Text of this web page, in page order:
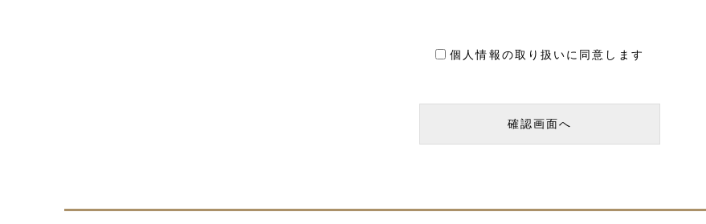
個人情報の取り扱いに同意します